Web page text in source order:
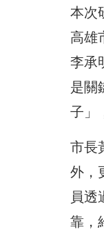
本次
高雄
李承
是關
子」
市長
外，
員透
靠，